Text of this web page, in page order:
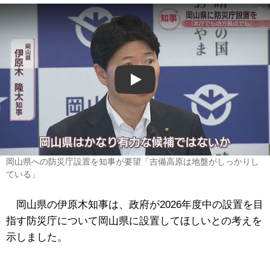
Play
岡山県への防災庁設置を知事が要望「吉備高原は地盤がしっかりし
ている」
岡山県の伊原木知事は、政府が2026年度中の設置を目
指す防災庁について岡山県に設置してほしいとの考えを
示しました。